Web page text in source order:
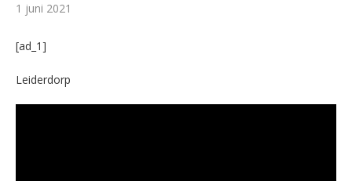
1 juni 2021
[ad_1]
Leiderdorp